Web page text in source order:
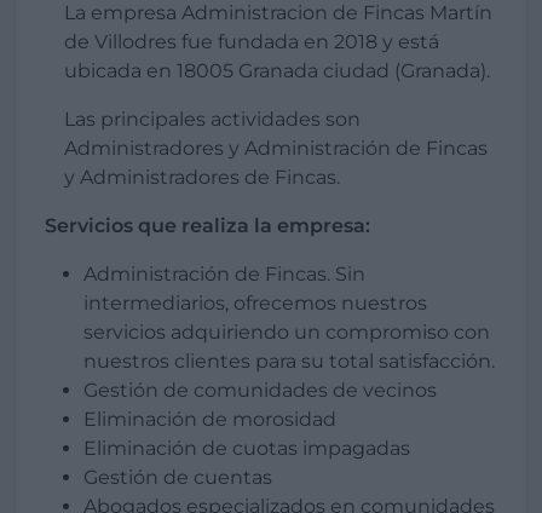
La empresa Administracion de Fincas Martín
de Villodres fue fundada en 2018 y está
ubicada en 18005 Granada ciudad (Granada).
Las principales actividades son
Administradores y Administración de Fincas
y Administradores de Fincas.
Servicios que realiza la empresa:
Administración de Fincas. Sin
intermediarios, ofrecemos nuestros
servicios adquiriendo un compromiso con
nuestros clientes para su total satisfacción.
Gestión de comunidades de vecinos
Eliminación de morosidad
Eliminación de cuotas impagadas
Gestión de cuentas
Abogados especializados en comunidades